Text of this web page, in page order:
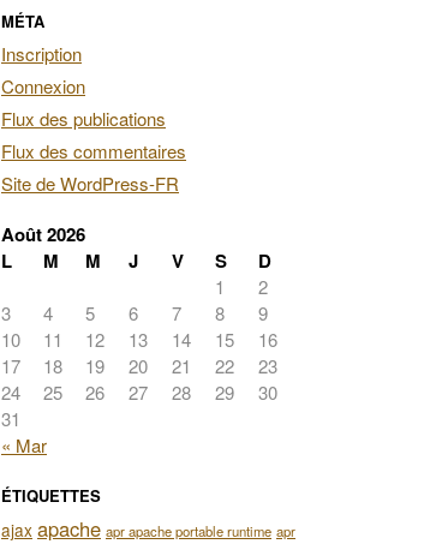
MÉTA
Inscription
Connexion
Flux des publications
Flux des commentaires
Site de WordPress-FR
Août 2026
L
M M J V S D
1
2
3
4 5 6 7 8
9
10
11 12 13 14 15
16
17
18 19 20 21 22
23
24
25 26 27 28 29
30
31
« Mar
ÉTIQUETTES
ajax apache apr apache portable runtime apr